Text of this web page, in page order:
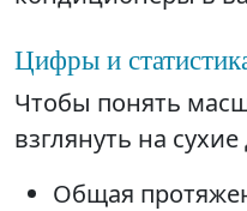
Цифры и
Чтобы понять
взглянуть на
Общая